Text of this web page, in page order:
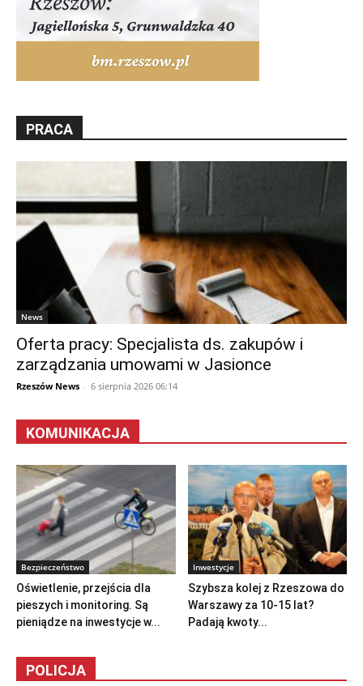
PRACA
News
Oferta pracy: Specjalista ds. zakupów i
zarządzania umowami w Jasionce
Rzeszów News - 6 sierpnia 2026 06:14
KOMUNIKACJA
Bezpieczeństwo
Oświetlenie, przejścia dla
pieszych i monitoring. Są
pieniądze na inwestycje w...
Inwestycje
Szybsza kolej z Rzeszowa do
Warszawy za 10-15 lat?
Padają kwoty...
POLICJA